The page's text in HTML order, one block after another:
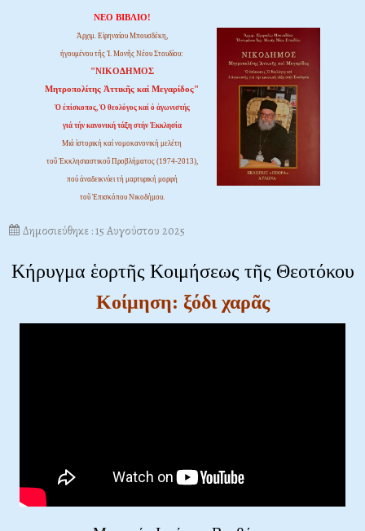
ΝΕΟ ΒΙΒΛΙΟ!
Ἀρχιμ. Εἰρηναίου Μπουσδέκη,
ἡγουμένου τῆς Ἱ. Μονῆς Νέου Στουδίου:
"ΝΙΚΟΔΗΜΟΣ
Μητροπολίτης Ἀττικῆς καί Μεγαρίδος"
Ὁ ἐπίσκοπος, Ὁ θεολόγος καί ὁ ἀγωνιστής
γιά τήν κανονική τάξη στήν Ἐκκλησία
Μιά ἱστορική καί νομοκανονική μελέτη
τοῦ Ἐκκλησιαστικοῦ Προβλήματος (1974-2013),
πού ἀναδεικνύει τή μαρτυρική μορφή
τοῦ Ἐπισκόπου Νικοδήμου.
Δημοσιεύθηκε : 15 Αυγούστου 2025
Κήρυγμα ἑορτῆς Κοιμήσεως τῆς Θεοτόκου
Κοίμηση: ξόδι χαρᾶς